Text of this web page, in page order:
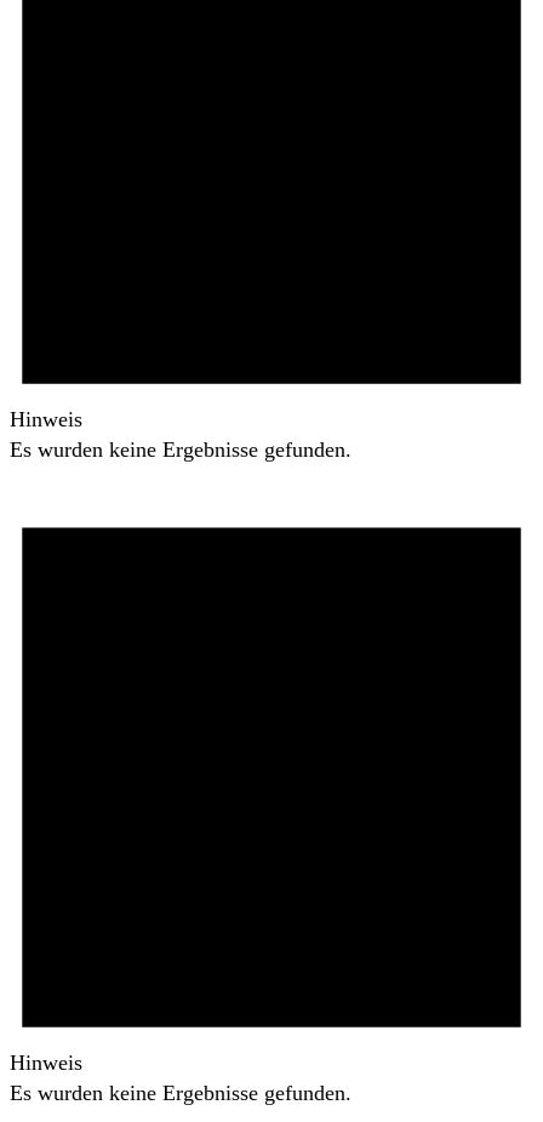
Hinweis
Es wurden keine Ergebnisse gefunden.
Hinweis
Es wurden keine Ergebnisse gefunden.